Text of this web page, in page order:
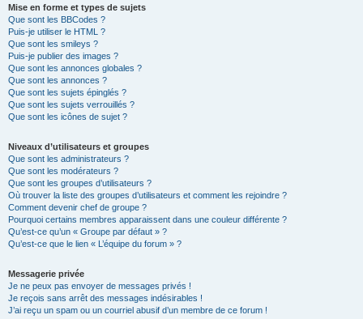
Mise en forme et types de sujets
Que sont les BBCodes ?
Puis-je utiliser le HTML ?
Que sont les smileys ?
Puis-je publier des images ?
Que sont les annonces globales ?
Que sont les annonces ?
Que sont les sujets épinglés ?
Que sont les sujets verrouillés ?
Que sont les icônes de sujet ?
Niveaux d’utilisateurs et groupes
Que sont les administrateurs ?
Que sont les modérateurs ?
Que sont les groupes d’utilisateurs ?
Où trouver la liste des groupes d’utilisateurs et comment les rejoindre ?
Comment devenir chef de groupe ?
Pourquoi certains membres apparaissent dans une couleur différente ?
Qu’est-ce qu’un « Groupe par défaut » ?
Qu’est-ce que le lien « L’équipe du forum » ?
Messagerie privée
Je ne peux pas envoyer de messages privés !
Je reçois sans arrêt des messages indésirables !
J’ai reçu un spam ou un courriel abusif d’un membre de ce forum !